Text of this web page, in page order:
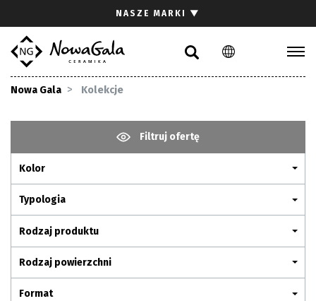
PL EN
NASZE MARKI ▼
Nowa Gala Kolekcje
Filtruj ofertę
Kolor
Typologia
Rodzaj produktu
Rodzaj powierzchni
Format
Gdzie kupić
Pliki do pobrania
Pytania i odpowiedzi
Kariera
Kontakt
Komunikacja z akcjonariuszami